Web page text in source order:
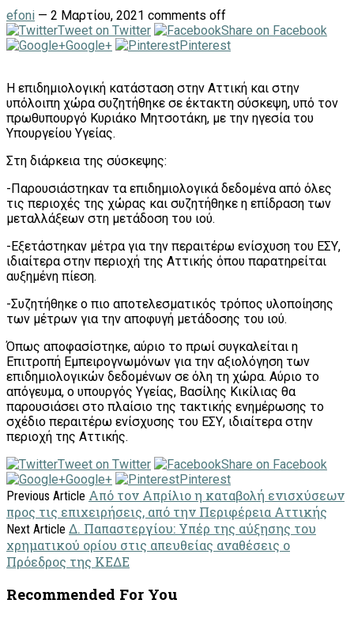
efoni — 2 Μαρτίου, 2021 comments off
Tweet on Twitter
Share on Facebook
Google+
Pinterest
Η επιδημιολογική κατάσταση στην Αττική και στην
υπόλοιπη χώρα συζητήθηκε σε έκτακτη σύσκεψη, υπό τον
πρωθυπουργό Κυριάκο Μητσοτάκη, με την ηγεσία του
Υπουργείου Υγείας.
Στη διάρκεια της σύσκεψης:
-Παρουσιάστηκαν τα επιδημιολογικά δεδομένα από όλες
τις περιοχές της χώρας και συζητήθηκε η επίδραση των
μεταλλάξεων στη μετάδοση του ιού.
-Εξετάστηκαν μέτρα για την περαιτέρω ενίσχυση του ΕΣΥ,
ιδιαίτερα στην περιοχή της Αττικής όπου παρατηρείται
αυξημένη πίεση.
-Συζητήθηκε ο πιο αποτελεσματικός τρόπος υλοποίησης
των μέτρων για την αποφυγή μετάδοσης του ιού.
Όπως αποφασίστηκε, αύριο το πρωί συγκαλείται η
Επιτροπή Εμπειρογνωμόνων για την αξιολόγηση των
επιδημιολογικών δεδομένων σε όλη τη χώρα. Αύριο το
απόγευμα, ο υπουργός Υγείας, Βασίλης Κικίλιας θα
παρουσιάσει στο πλαίσιο της τακτικής ενημέρωσης το
σχέδιο περαιτέρω ενίσχυσης του ΕΣΥ, ιδιαίτερα στην
περιοχή της Αττικής.
Tweet on Twitter
Share on Facebook
Google+
Pinterest
Previous Article Από τον Απρίλιο η καταβολή ενισχύσεων
προς τις επιχειρήσεις, από την Περιφέρεια Αττικής
Next Article Δ. Παπαστεργίου: Υπέρ της αύξησης του
χρηματικού ορίου στις απευθείας αναθέσεις o
Πρόεδρος της ΚΕΔΕ
Recommended For You